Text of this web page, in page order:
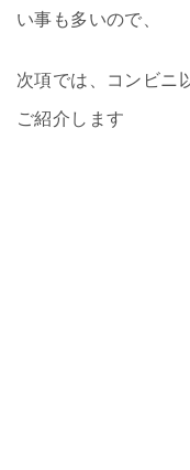
い事も多いので、
次項では、コンビニ
ご紹介します